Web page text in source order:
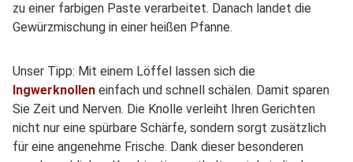
zu einer farbigen Paste verarbeitet. Danach landet die
Gewürzmischung in einer heißen Pfanne.
Unser Tipp: Mit einem Löffel lassen sich die
Ingwerknollen einfach und schnell schälen. Damit sparen
Sie Zeit und Nerven. Die Knolle verleiht Ihren Gerichten
nicht nur eine spürbare Schärfe, sondern sorgt zusätzlich
für eine angenehme Frische. Dank dieser besonderen